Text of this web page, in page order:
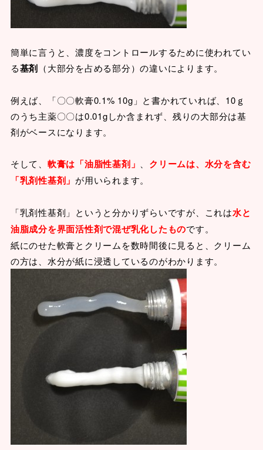
簡単に言うと、濃度をコントロールするために使われてい
る基剤 （大部分を占める部分）の違いによります。
例えば、「〇〇軟膏0.1% 10g」と書かれていれば、10ｇ
のうち主薬〇〇は0.01gしか含まれず、残りの大部分は基
剤がベースになります。
そして、 軟膏は「油脂性基剤」
クリームは、水分を含む
「乳剤性基剤」 が用いられます。
「乳剤性基剤」というと分かりずらいですが、これは水と
油脂成分を界面活性剤で混ぜ乳化したものです。
紙にのせた軟膏とクリームを数時間後に見ると、クリーム
の方は、水分が紙に浸透しているのがわかります。